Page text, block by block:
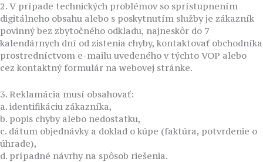
2. V prípade technických problémov so sprístupnením
digitálneho obsahu alebo s poskytnutím služby je zákazník
povinný bez zbytočného odkladu, najneskôr do 7
kalendárnych dní od zistenia chyby, kontaktovať obchodníka
prostredníctvom e-mailu uvedeného v týchto VOP alebo
cez kontaktný formulár na webovej stránke.
3. Reklamácia musí obsahovať:
a. identifikáciu zákazníka,
b. popis chyby alebo nedostatku,
c. dátum objednávky a doklad o kúpe (faktúra, potvrdenie o
úhrade),
d. prípadné návrhy na spôsob riešenia.